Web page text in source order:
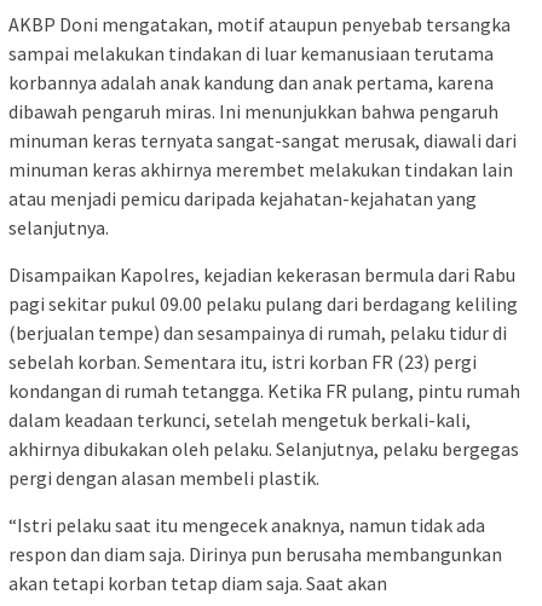
AKBP Doni mengatakan, motif ataupun penyebab tersangka
sampai melakukan tindakan di luar kemanusiaan terutama
korbannya adalah anak kandung dan anak pertama, karena
dibawah pengaruh miras. Ini menunjukkan bahwa pengaruh
minuman keras ternyata sangat-sangat merusak, diawali dari
minuman keras akhirnya merembet melakukan tindakan lain
atau menjadi pemicu daripada kejahatan-kejahatan yang
selanjutnya.
Disampaikan Kapolres, kejadian kekerasan bermula dari Rabu
pagi sekitar pukul 09.00 pelaku pulang dari berdagang keliling
(berjualan tempe) dan sesampainya di rumah, pelaku tidur di
sebelah korban. Sementara itu, istri korban FR (23) pergi
kondangan di rumah tetangga. Ketika FR pulang, pintu rumah
dalam keadaan terkunci, setelah mengetuk berkali-kali,
akhirnya dibukakan oleh pelaku. Selanjutnya, pelaku bergegas
pergi dengan alasan membeli plastik.
“Istri pelaku saat itu mengecek anaknya, namun tidak ada
respon dan diam saja. Dirinya pun berusaha membangunkan
akan tetapi korban tetap diam saja. Saat akan